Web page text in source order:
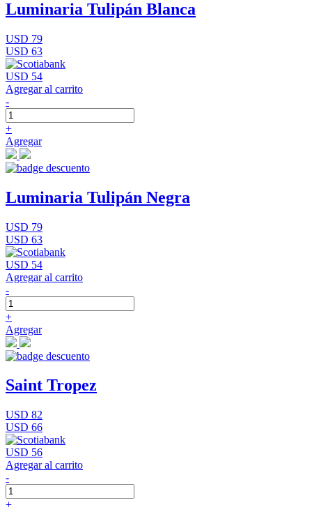
Luminaria Tulipán Blanca
USD 79
USD 63
USD 54
Agregar al carrito
-
+
Agregar
Luminaria Tulipán Negra
USD 79
USD 63
USD 54
Agregar al carrito
-
+
Agregar
Saint Tropez
USD 82
USD 66
USD 56
Agregar al carrito
-